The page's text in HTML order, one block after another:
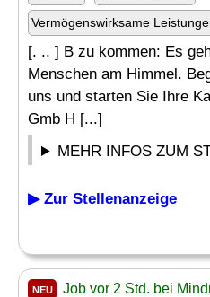
Vermögenswirksame
[. .. ] B zu kommen: Es
Menschen am Himmel.
uns und starten Sie Ihre
Gmb H [...]
MEHR INFOS ZUM
▶ Zur Stellenanzeige
NEU Job vor 2 Std. bei